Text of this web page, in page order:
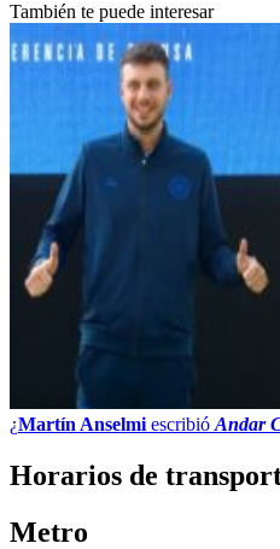
También te puede interesar
¿Martín Anselmi escribió Andar
Horarios de
Metro